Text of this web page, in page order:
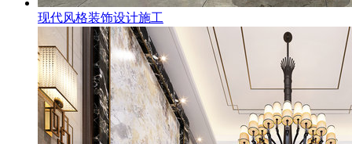
现代风格装饰设计施工